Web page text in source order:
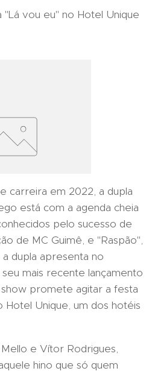
vou eu" no Hotel Unique
carreira em 2022, a dupla
está com a agenda cheia
pelo sucesso de
de MC Guimê, e "Raspão",
dupla apresenta no
mais recente lançamento
promete agitar a festa
Hotel Unique, um dos hotéis
e Vítor Rodrigues,
hino que só quem